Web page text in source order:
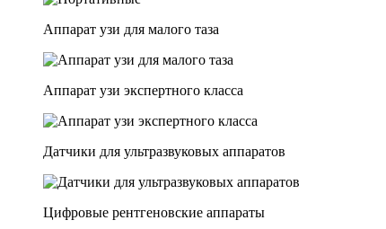
Аппарат узи для малого таза
Аппарат узи экспертного класса
Датчики для ультразвуковых аппаратов
Цифровые рентгеновские аппараты